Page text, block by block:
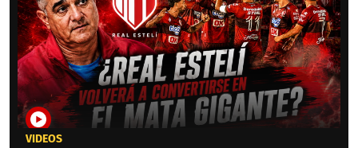
VIDEOS